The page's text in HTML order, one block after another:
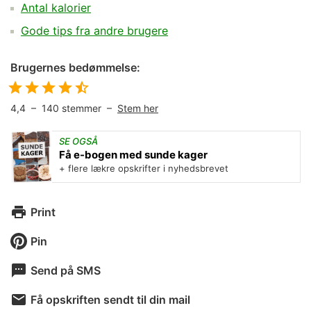
Antal kalorier
Gode tips fra andre brugere
Brugernes bedømmelse:
4,4 – 140 stemmer – Stem her
SE OGSÅ
Få e-bogen med sunde kager
+ flere lækre opskrifter i nyhedsbrevet
Print
Pin
Send på SMS
Få opskriften sendt til din mail